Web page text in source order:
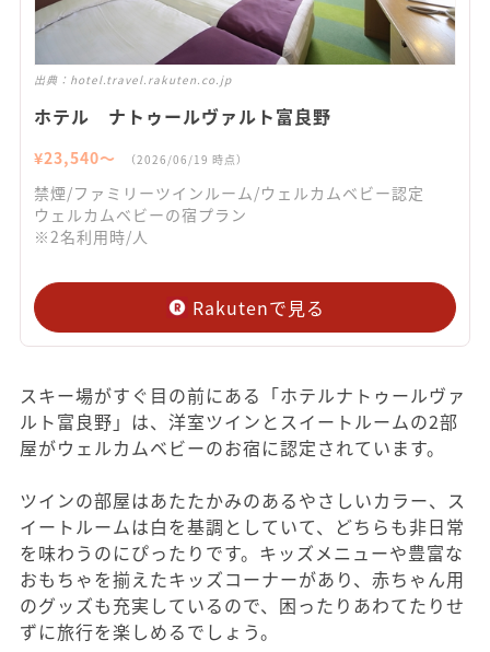
出典： hotel.travel.rakuten.co.jp
ホテル ナトゥールヴァルト富良野
¥23,540〜 （2026/06/19 時点）
禁煙/ファミリーツインルーム/ウェルカムベビー認定
ウェルカムベビーの宿プラン
※2名利用時/人
Rakutenで見る
スキー場がすぐ目の前にある「ホテルナトゥールヴァ
ルト富良野」は、洋室ツインとスイートルームの2部
屋がウェルカムベビーのお宿に認定されています。
ツインの部屋はあたたかみのあるやさしいカラー、ス
イートルームは白を基調としていて、どちらも非日常
を味わうのにぴったりです。キッズメニューや豊富な
おもちゃを揃えたキッズコーナーがあり、赤ちゃん用
のグッズも充実しているので、困ったりあわてたりせ
ずに旅行を楽しめるでしょう。